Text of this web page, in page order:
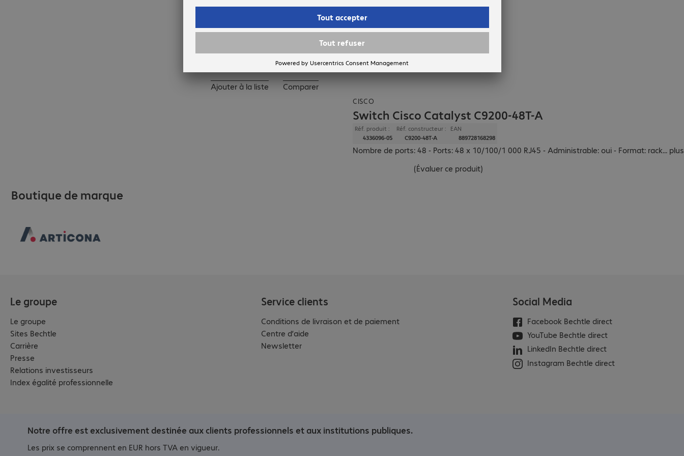
CISCO
Switch Cisco Catalyst C9200-48T-A
Réf. produit :
4336096-05
Réf. constructeur :
C9200-48T-A
EAN
889728168298
Nombre de ports: 48 - Ports: 48 x 10/100/1 000 RJ45 - Administrable: oui - Format: rack... plus
(Évaluer ce produit)
Ajouter au panier
Ajouter à la liste Comparer
Boutique de marque
Le groupe
Le groupe
Sites Bechtle
Carrière
Presse
Relations investisseurs
Index égalité professionnelle
Service clients
Conditions de livraison et de paiement
Centre d’aide
Newsletter
Social Media
Facebook Bechtle direct
YouTube Bechtle direct
LinkedIn Bechtle direct
Instagram Bechtle direct
Notre offre est exclusivement destinée aux clients professionnels et aux institutions publiques.
Les prix se comprennent en EUR hors TVA en vigueur.